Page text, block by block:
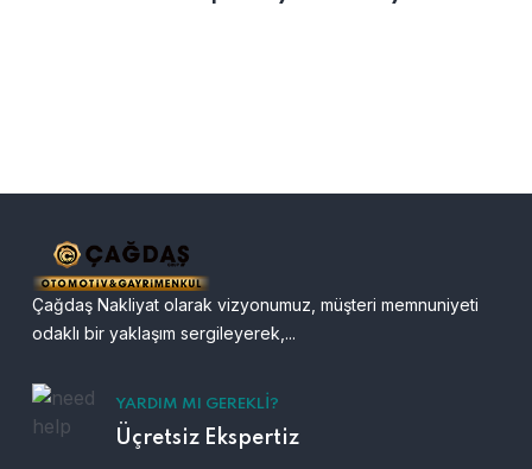
Çağdaş Nakliyat olarak vizyonumuz, müşteri memnuniyeti
odaklı bir yaklaşım sergileyerek,...
YARDIM MI GEREKLI?
Üçretsiz Ekspertiz